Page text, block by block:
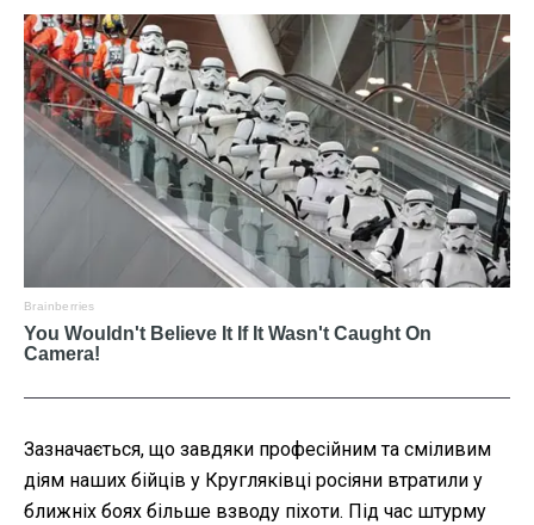
Зазначається, що завдяки професійним та сміливим
діям наших бійців у Кругляківці росіяни втратили у
ближніх боях більше взводу піхоти. Під час штурму